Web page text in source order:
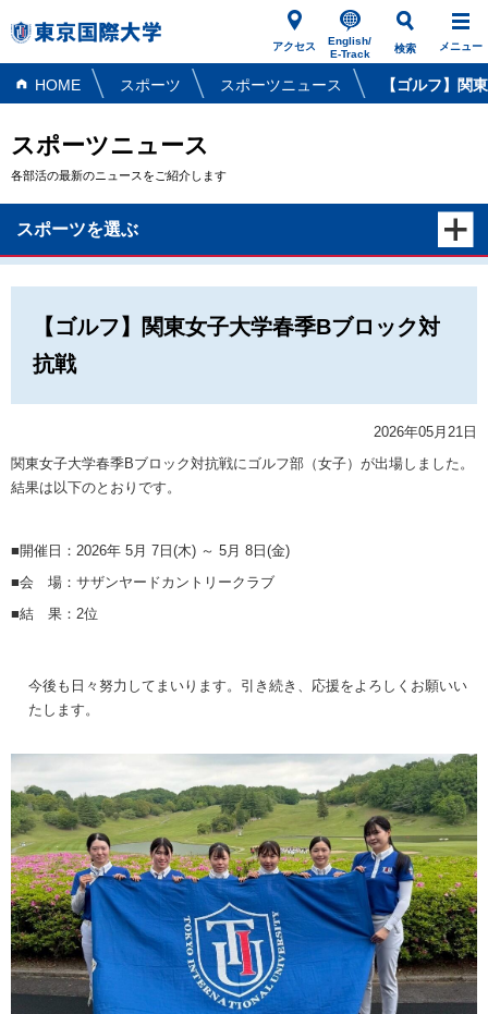
アクセス
English/
E-Track
検索 メニュー
HOME スポーツ スポーツニュース 【ゴルフ】関
スポーツニュース
各部活の最新のニュースをご紹介します
スポーツを選ぶ
【ゴルフ】関東女子大学春季Bブロック対
抗戦
2026年05月21日
関東女子大学春季Bブロック対抗戦にゴルフ部（女子）が出場しました。
結果は以下のとおりです。
■開催日：2026年 5月 7日(木) ～ 5月 8日(金)
■会 場：サザンヤードカントリークラブ
■結 果：2位
今後も日々努力してまいります。引き続き、応援をよろしくお願いい
たします。